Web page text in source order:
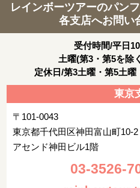
レインボーツアーのパン
各支店へお問い
受付時間/平日
土曜(第3・第5を除
定休日/第3土曜・第5土
東京
〒101-0043
東京都千代田区神田富山町10-2
アセンド神田ビル1階
03-3526-